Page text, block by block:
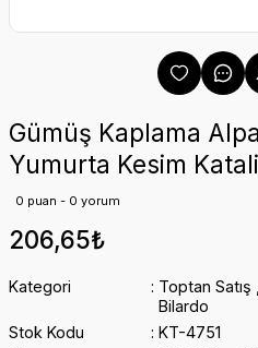
Gümüş Kaplama
Yumurta Kesim
0 puan - 0 yorum
206,65₺
Kategori Toptan Satış
Bilardo
Stok Kodu
KT-4751